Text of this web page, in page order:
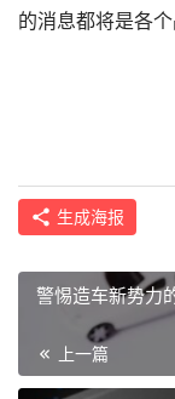
的消息都将是各
生成海报
警惕造车新势力
上一篇